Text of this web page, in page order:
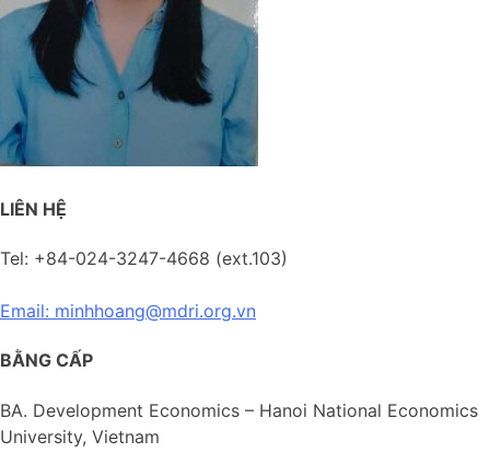
LIÊN HỆ
Tel: +84-024-3247-4668 (ext.103)
Email: minhhoang@mdri.org.vn
BẰNG CẤP
BA. Development Economics – Hanoi National Economics
University, Vietnam